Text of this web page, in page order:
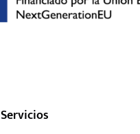
Servicios